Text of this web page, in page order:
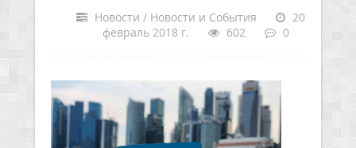
Новости / Новости и События
20
февраль 2018 г.
602 0